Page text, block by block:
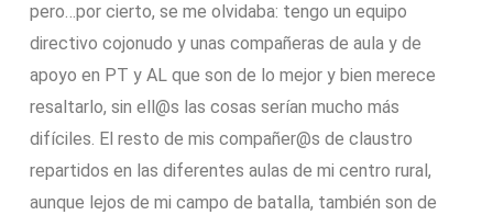
pero…por cierto, se me olvidaba: tengo un equipo
directivo cojonudo y unas compañeras de aula y de
apoyo en PT y AL que son de lo mejor y bien merece
resaltarlo, sin ell@s las cosas serían mucho más
difíciles. El resto de mis compañer@s de claustro
repartidos en las diferentes aulas de mi centro rural,
aunque lejos de mi campo de batalla, también son de